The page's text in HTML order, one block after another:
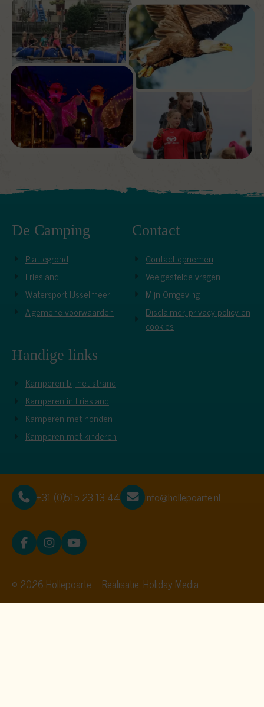
De Camping
Plattegrond
Friesland
Watersport IJsselmeer
Algemene voorwaarden
Contact
Contact opnemen
Veelgestelde vragen
Mijn Omgeving
Disclaimer, privacy policy en
cookies
Handige links
Kamperen bij het strand
Kamperen in Friesland
Kamperen met honden
Kamperen met kinderen
+31 (0)515 23 13 44 info@hollepoarte.nl
© 2026 Hollepoarte Realisatie: Holiday Media